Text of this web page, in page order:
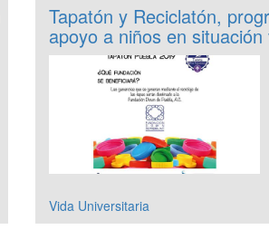
Tapatón y Reciclatón,
apoyo a niños en
Vida Universitaria